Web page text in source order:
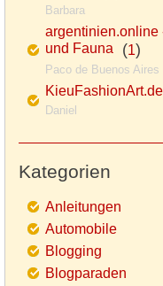
Barbara
argentinien.online
und Fauna (1)
Paco de Buenos Aires
Daniel
Kategorien
Anleitungen
Automobile
Blogging
Blogparaden